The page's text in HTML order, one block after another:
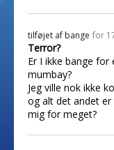
tilføjet af bange for
Terror?
Er I ikke bange
mumbay?
Jeg ville nok ikke
og alt det andet
mig for meget?